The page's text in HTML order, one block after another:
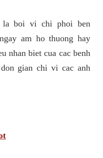
la boi vi chi phoi ben
am ho thuong hay
nhan biet cua cac benh
gian chi vi cac anh